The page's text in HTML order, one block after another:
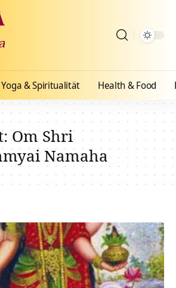
Yoga & Spiritualität Health & Food
Om Shri
Namaha